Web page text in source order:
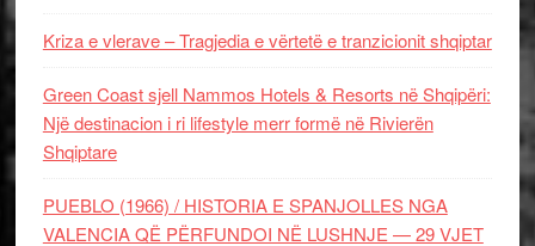
Kriza e vlerave – Tragjedia e vërtetë e tranzicionit shqiptar
Green Coast sjell Nammos Hotels & Resorts në Shqipëri:
Një destinacion i ri lifestyle merr formë në Rivierën
Shqiptare
PUEBLO (1966) / HISTORIA E SPANJOLLES NGA
VALENCIA QË PËRFUNDOI NË LUSHNJE — 29 VJET